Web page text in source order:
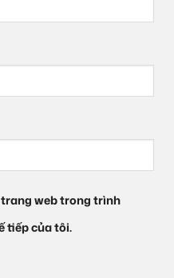
web trong trình
tiếp của tôi.